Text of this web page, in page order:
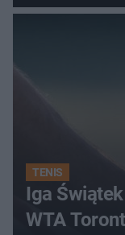
TENIS
Iga
WTA